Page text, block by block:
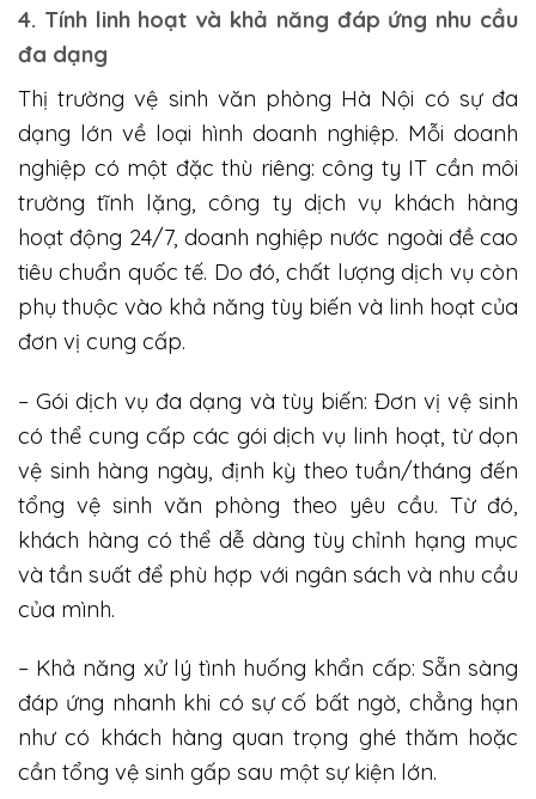
4. Tính linh hoạt và khả năng đáp ứng nhu cầu
đa dạng
Thị trường vệ sinh văn phòng Hà Nội có sự đa
dạng lớn về loại hình doanh nghiệp. Mỗi doanh
nghiệp có một đặc thù riêng: công ty IT cần môi
trường tĩnh lặng, công ty dịch vụ khách hàng
hoạt động 24/7, doanh nghiệp nước ngoài đề cao
tiêu chuẩn quốc tế. Do đó, chất lượng dịch vụ còn
phụ thuộc vào khả năng tùy biến và linh hoạt của
đơn vị cung cấp.
– Gói dịch vụ đa dạng và tùy biến: Đơn vị vệ sinh
có thể cung cấp các gói dịch vụ linh hoạt, từ dọn
vệ sinh hàng ngày, định kỳ theo tuần/tháng đến
tổng vệ sinh văn phòng theo yêu cầu. Từ đó,
khách hàng có thể dễ dàng tùy chỉnh hạng mục
và tần suất để phù hợp với ngân sách và nhu cầu
của mình.
– Khả năng xử lý tình huống khẩn cấp: Sẵn sàng
đáp ứng nhanh khi có sự cố bất ngờ, chẳng hạn
như có khách hàng quan trọng ghé thăm hoặc
cần tổng vệ sinh gấp sau một sự kiện lớn.